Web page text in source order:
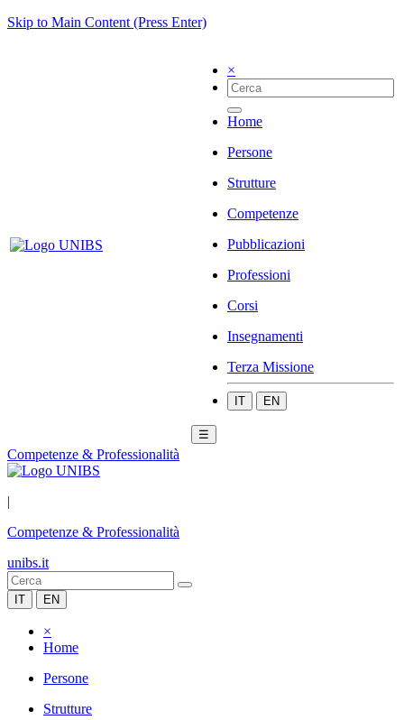
Skip to Main Content (Press Enter)
×
Home
Persone
Strutture
Competenze
Pubblicazioni
Professioni
Corsi
Insegnamenti
Terza Missione
IT EN
☰
Competenze & Professionalità
|
Competenze & Professionalità
unibs.it
IT EN
×
Home
Persone
Strutture